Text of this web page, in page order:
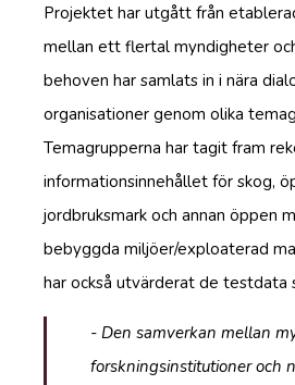
Projektet har utgått från
mellan ett flertal myndigheter
behoven har samlats in i nära
organisationer genom olika
Temagrupperna har tagit fram
informationsinnehållet för skog,
jordbruksmark och annan öppen
bebyggda miljöer/exploaterad
har också utvärderat de testdata
- Den samverkan mellan
forskningsinstitutioner och